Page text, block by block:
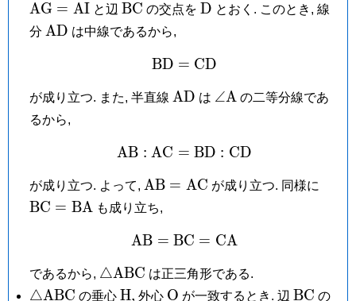
AG = AI と辺 \mathrm{BC}
BC の交点を \mathrm
D とおく. このとき, 線
分 \mathrm{AD}
AD は中線であるから,
\mathrm{BD} =
BD = CD
が成り立つ. また, 半直線 \mathrm{AD}
AD は \angle\mathrm
∠A の二等分線であ
るから,
AB : AC = BD : CD
が成り立つ. よって, \mathrm{AB}
=
\mathrm{AC}
AB = AC が成り立つ. 同様に
BC = BA も成り立ち,
\mathrm{AB} =
AB = BC = CA
であるから, \triangle\mathrm{ABC}
△ABC は正三角形である.
\triangle\mathrm{ABC}
△ABC の垂心 \mathrm
H, 外心 \mathrm
O が一致するとき. 辺 BC の